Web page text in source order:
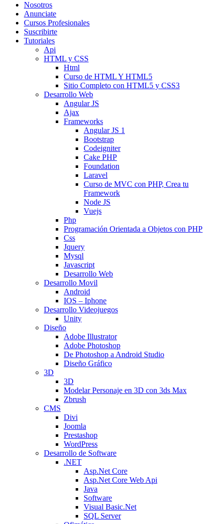
Nosotros
Anunciate
Cursos Profesionales
Suscribirte
Tutoriales
Api
HTML y CSS
Html
Curso de HTML Y HTML5
Sitio Completo con HTML5 y CSS3
Desarrollo Web
Angular JS
Ajax
Frameworks
Angular JS 1
Bootstrap
Codeigniter
Cake PHP
Foundation
Laravel
Curso de MVC con PHP, Crea tu
Framework
Node JS
Vuejs
Php
Programación Orientada a Objetos con PHP
Css
Jquery
Mysql
Javascript
Desarrollo Web
Desarrollo Movil
Android
IOS – Iphone
Desarrollo Videojuegos
Unity
Diseño
Adobe Illustrator
Adobe Photoshop
De Photoshop a Android Studio
Diseño Gráfico
3D
3D
Modelar Personaje en 3D con 3ds Max
Zbrush
CMS
Divi
Joomla
Prestashop
WordPress
Desarrollo de Software
.NET
Asp.Net Core
Asp.Net Core Web Api
Java
Software
Visual Basic.Net
SQL Server